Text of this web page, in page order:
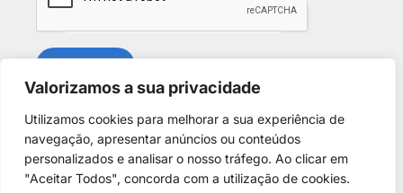
Valorizamos a sua privacidade
Utilizamos cookies para melhorar a sua experiência de
navegação, apresentar anúncios ou conteúdos
personalizados e analisar o nosso tráfego. Ao clicar em
"Aceitar Todos", concorda com a utilização de cookies.
Redes Sociais